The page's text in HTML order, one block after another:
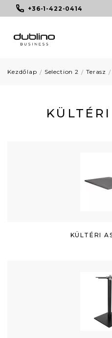
+36-1-422-0414
Kezdőlap Selection 2 Terasz
KÜLTÉRI